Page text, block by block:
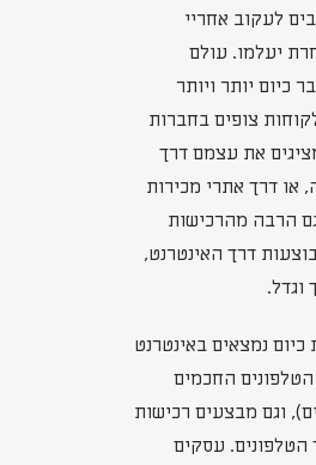
לעקוב אחריי
יעלמו. עולם
כיום יותר ויותר
צופים בחברות
את עצמם דרך
או דרך אתרי מכירות
הרבה מהרכישות
דרך האינטרנט,
וגדל.
כיום נמצאים באינטרנט
החכמים
וגם מבצעים רכישות
הטלפונים. עסקים